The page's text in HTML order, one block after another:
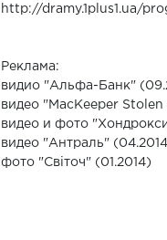
http://dramy.1plus1.ua/
Реклама:
видио "Альфа-Банк"
видео "MacKeeper
видео и фото
видео "Антраль"
фото "Свiточ" (01.2014)